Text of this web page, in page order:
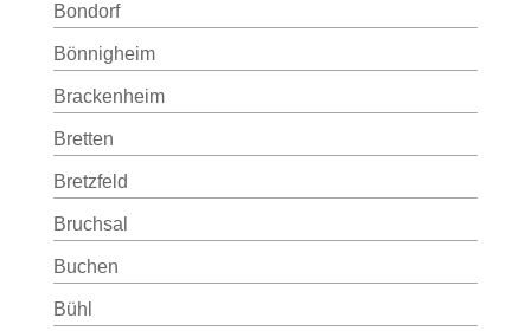
Bondorf
Bönnigheim
Brackenheim
Bretten
Bretzfeld
Bruchsal
Buchen
Bühl